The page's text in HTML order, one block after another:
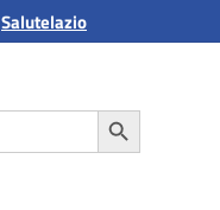
Salutelazio
Search Button